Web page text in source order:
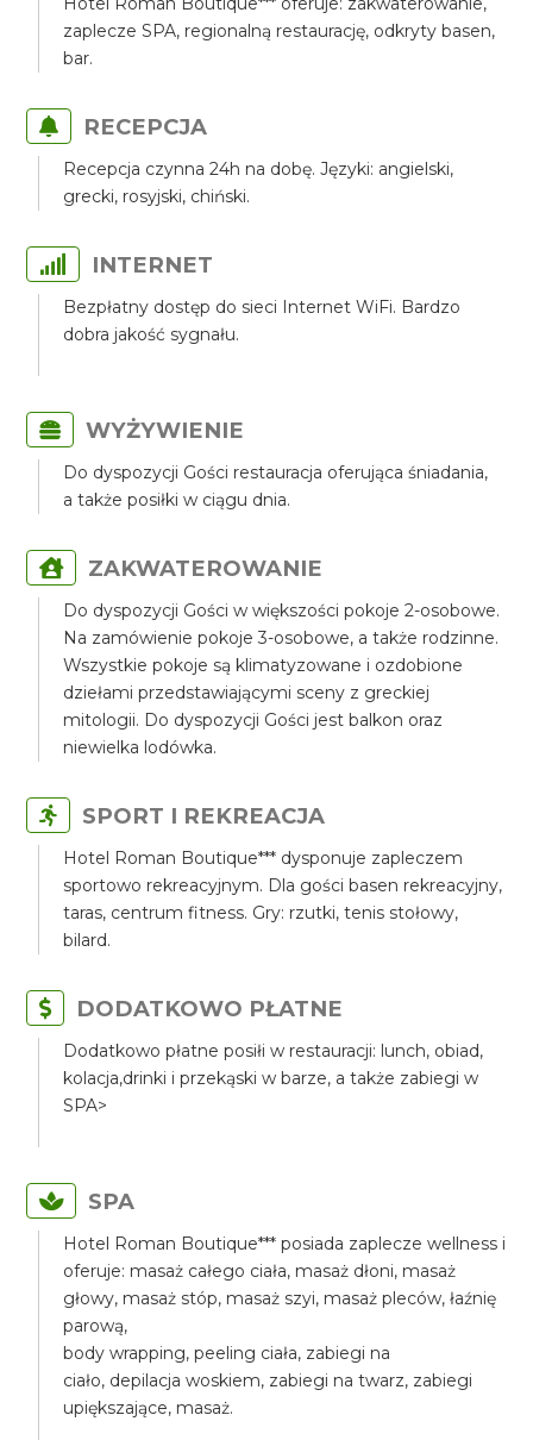
zaplecze SPA, regionalną restaurację, odkryty basen,
bar.
RECEPCJA
Recepcja czynna 24h na dobę. Języki: angielski,
grecki, rosyjski, chiński.
INTERNET
Bezpłatny dostęp do sieci Internet WiFi. Bardzo
dobra jakość sygnału.
WYŻYWIENIE
Do dyspozycji Gości restauracja oferująca śniadania,
a także posiłki w ciągu dnia.
ZAKWATEROWANIE
Do dyspozycji Gości w większości pokoje 2-osobowe.
Na zamówienie pokoje 3-osobowe, a także rodzinne.
Wszystkie pokoje są klimatyzowane i ozdobione
dziełami przedstawiającymi sceny z greckiej
mitologii. Do dyspozycji Gości jest balkon oraz
niewielka lodówka.
SPORT I REKREACJA
Hotel Roman Boutique*** dysponuje zapleczem
sportowo rekreacyjnym. Dla gości basen rekreacyjny,
taras, centrum fitness. Gry: rzutki, tenis stołowy,
bilard.
DODATKOWO PŁATNE
Dodatkowo płatne posiłi w restauracji: lunch, obiad,
kolacja,drinki i przekąski w barze, a także zabiegi w
SPA>
SPA
Hotel Roman Boutique*** posiada zaplecze wellness i
oferuje: masaż całego ciała, masaż dłoni, masaż
głowy, masaż stóp, masaż szyi, masaż pleców, łaźnię
parową,
body wrapping, peeling ciała, zabiegi na
ciało, depilacja woskiem, zabiegi na twarz, zabiegi
upiększające, masaż.